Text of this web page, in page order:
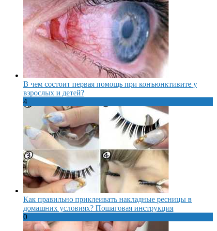
В чем состоит первая помощь при конъюнктивите у
взрослых и детей?
4
Как правильно приклеивать накладные ресницы в
домашних условиях? Пошаговая инструкция
0